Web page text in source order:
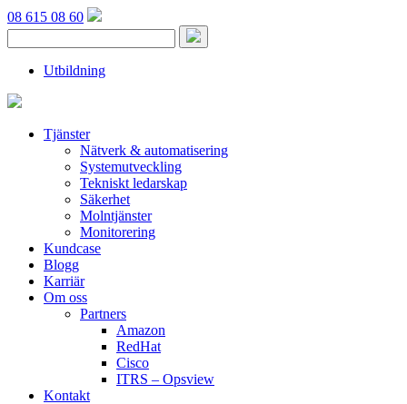
08 615 08 60
Utbildning
Tjänster
Nätverk & automatisering
Systemutveckling
Tekniskt ledarskap
Säkerhet
Molntjänster
Monitorering
Kundcase
Blogg
Karriär
Om oss
Partners
Amazon
RedHat
Cisco
ITRS – Opsview
Kontakt